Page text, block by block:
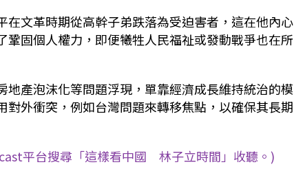
文革時期從高幹子弟跌落為受迫害者，這在他內心
固個人權力，即便犧牲人民福祉或發動戰爭也在所
產泡沫化等問題浮現，單靠經濟成長維持統治的模
外衝突，例如台灣問題來轉移焦點，以確保其長期
平台搜尋「這樣看中國 林子立時間」收聽。)